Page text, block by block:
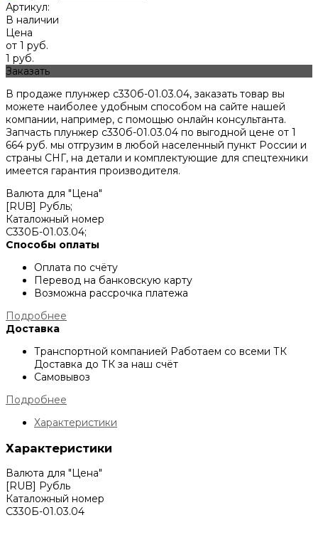
Артикул:
В наличии
Цена
от 1 руб.
1 руб.
Заказать
В продаже плунжер с330б-01.03.04, заказать товар вы
можете наиболее удобным способом на сайте нашей
компании, например, с помощью онлайн консультанта.
Запчасть плунжер с330б-01.03.04 по выгодной цене от 1
664 руб. мы отгрузим в любой населенный пункт России и
страны СНГ, на детали и комплектующие для спецтехники
имеется гарантия производителя.
Валюта для "Цена"
[RUB] Рубль;
Каталожный номер
С330Б-01.03.04;
Способы оплаты
Оплата по счёту
Перевод на банковскую карту
Возможна рассрочка платежа
Подробнее
Доставка
Транспортной компанией Работаем со всеми ТК
Доставка до ТК за наш счёт
Самовывоз
Подробнее
Характеристики
Характеристики
Валюта для "Цена"
[RUB] Рубль
Каталожный номер
С330Б-01.03.04